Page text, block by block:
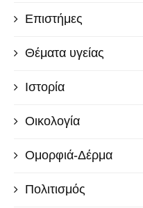
Επιστήμες
Θέματα υγείας
Ιστορία
Οικολογία
Ομορφιά-Δέρμα
Πολιτισμός